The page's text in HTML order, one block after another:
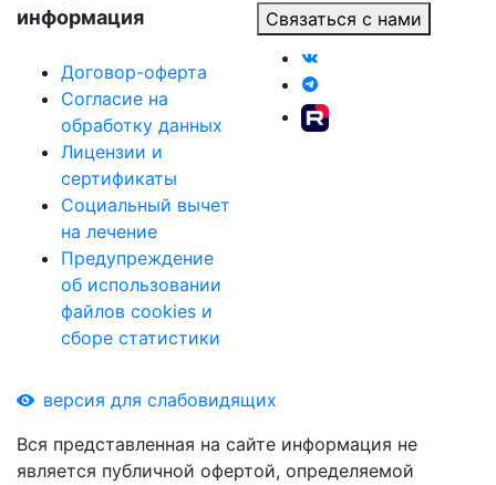
информация
Договор-оферта
Согласие на
обработку данных
Лицензии и
сертификаты
Социальный вычет
на лечение
Предупреждение
об использовании
файлов cookies и
сборе статистики
Связаться с нами
версия для слабовидящих
Вся представленная на сайте информация не
является публичной офертой, определяемой